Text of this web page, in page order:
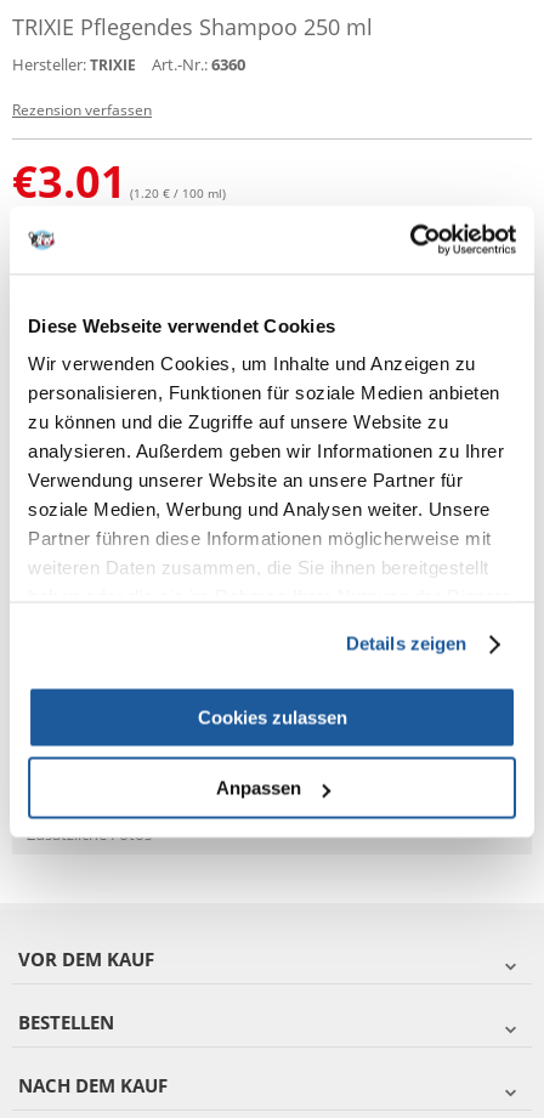
Diese Webseite verwendet Cookies
Wir verwenden Cookies, um Inhalte und Anzeigen zu
personalisieren, Funktionen für soziale Medien anbieten
zu können und die Zugriffe auf unsere Website zu
analysieren. Außerdem geben wir Informationen zu Ihrer
Verwendung unserer Website an unsere Partner für
soziale Medien, Werbung und Analysen weiter. Unsere
Partner führen diese Informationen möglicherweise mit
weiteren Daten zusammen, die Sie ihnen bereitgestellt
Details zeigen
Cookies zulassen
Anpassen
TRIXIE Pflegendes Shampoo 250 ml
Hersteller:TRIXIE Art.-Nr.:6360
Rezension verfassen
€3.01 (1.20 € / 100 ml)
SENDEN IN 72 STUNDEN
Produktbeschreibung
- Pflegendes Shampoo - Baut die Haarstruktur wieder auf, schützt vor
Stumpfheit und verleiht dem Haar natürlichen Glanz - Inhalt 250 ml
NEUE NACHRICHT
Fragen und Antworten (FAQ)
Eigenschaften
Zusätzliche Fotos
VOR DEM KAUF
BESTELLEN
NACH DEM KAUF